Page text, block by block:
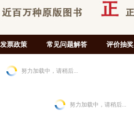
发票政策 常见问题解答 评价抽奖
努力加载中，请稍后...
努力加载中，请稍后...